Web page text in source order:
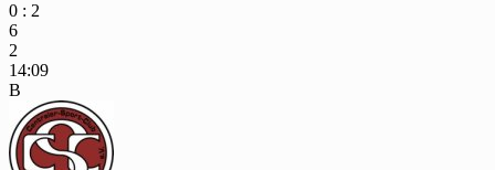
0 : 2
6
2
14:09
B